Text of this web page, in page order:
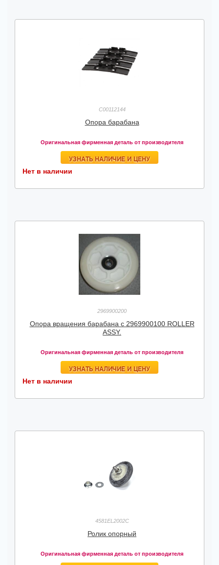
C00112144
Опора барабана
Оригинальная фирменная деталь от производителя
УЗНАТЬ НАЛИЧИЕ И ЦЕНУ
Нет в наличии
2969900200
Опора вращения барабана с 2969900100 ROLLER
ASSY.
Оригинальная фирменная деталь от производителя
УЗНАТЬ НАЛИЧИЕ И ЦЕНУ
Нет в наличии
4581EL2002C
Ролик опорный
Оригинальная фирменная деталь от производителя